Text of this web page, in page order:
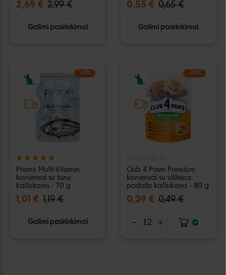
2,69 € 2,99 €
Galimi pasirinkimai
0,55 € 0,65 €
Galimi pasirinkimai
−15%
Pramy Multi-Vitamin
konservai su tunu
kačiukams - 70 g
1,01 € 1,19 €
Galimi pasirinkimai
−20%
Club 4 Paws Premium
konservai su vištiena
padaže kačiukams - 80 g
0,39 € 0,49 €